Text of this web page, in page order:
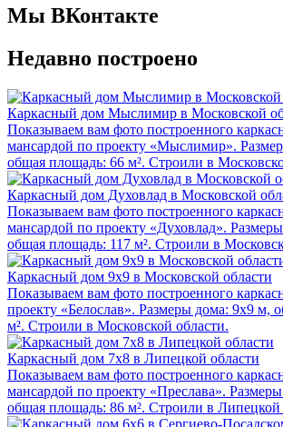
Мы ВКонтакте
Недавно построено
Каркасный дом Мыслимир в Московской
Показываем вам фото построенного
мансардой по проекту «Мыслимир».
общая площадь: 66 м². Строили в
Каркасный дом Духовлад в Московской
Показываем вам фото построенного
мансардой по проекту «Духовлад».
общая площадь: 117 м². Строили в
Каркасный дом 9x9 в Московской области
Показываем вам фото построенного
проекту «Белослав». Размеры дома: 9х9 м,
м². Строили в Московской области.
Каркасный дом 7x8 в Липецкой области
Показываем вам фото построенного
мансардой по проекту «Преслава».
общая площадь: 86 м². Строили в Липецкой